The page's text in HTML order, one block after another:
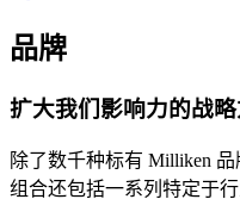
品牌
扩大我们影响力的战略
除了数千种标有 Milliken
组合还包括一系列特定于